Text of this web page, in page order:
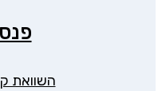
השוואת